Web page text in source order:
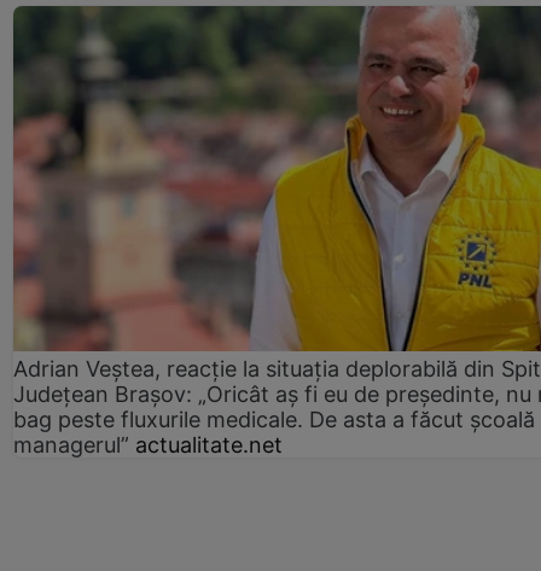
Adrian Veștea, reacție la situația deplorabilă din
Județean Brașov: „Oricât aș fi eu de președinte, nu
bag peste fluxurile medicale. De asta a făcut școală
managerul” actualitate.net